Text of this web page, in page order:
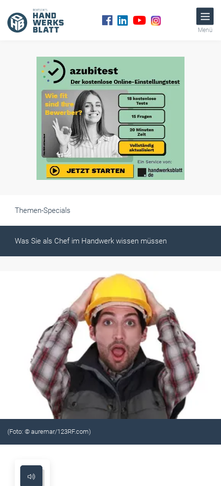
Menü
Themen-Specials
Was Sie als Chef im Handwerk wissen müssen
(Foto: © auremar/123RF.com)